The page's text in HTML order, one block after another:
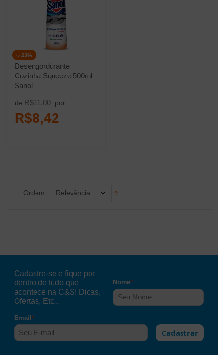
Desengordurante
Cozinha Squeeze 500ml
Sanol
de R$11,00
23%
por
R$8,42
Ordem Relevância
Cadastre-se e fique por
dentro de tudo que
acontece na C&S! Dicas,
Ofertas, Etc...
Nome*
Email *
Cadastrar